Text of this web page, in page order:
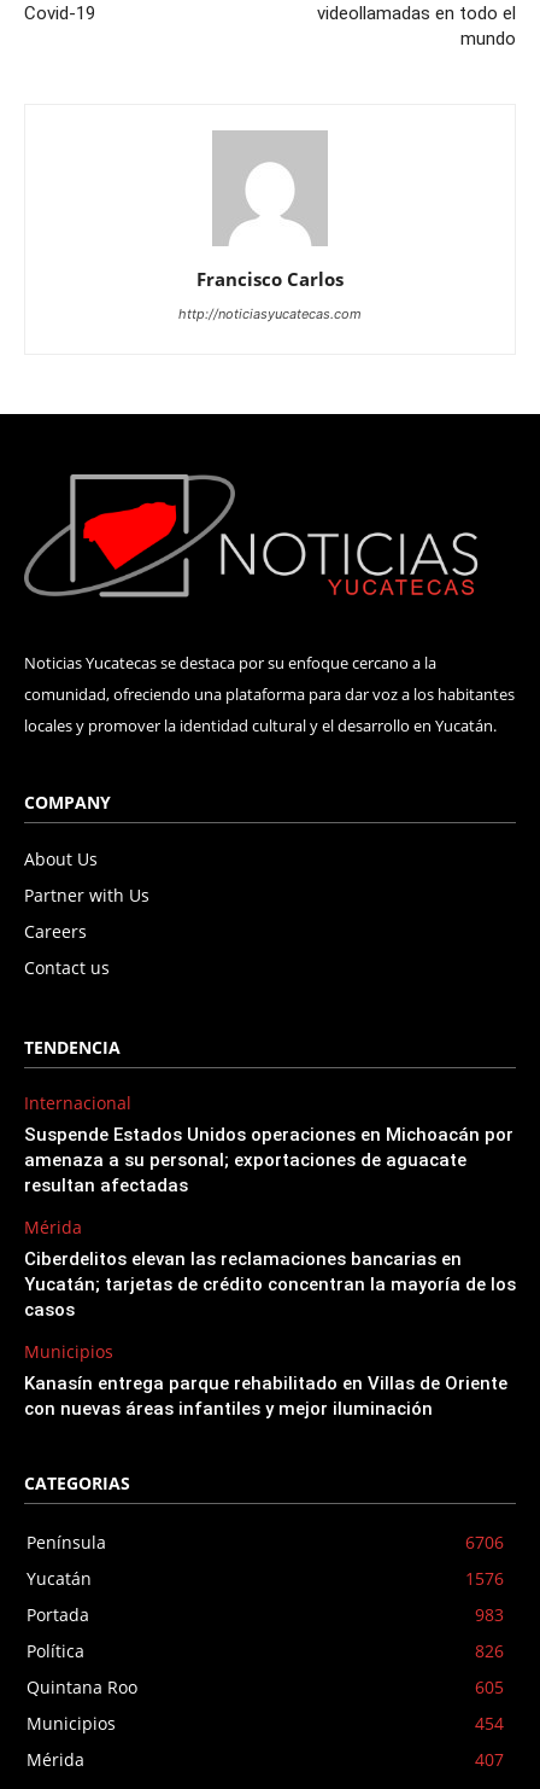
Covid-19
videollamadas en todo el
mundo
Francisco Carlos
http://noticiasyucatecas.com
Noticias Yucatecas se destaca por su enfoque cercano a la
comunidad, ofreciendo una plataforma para dar voz a los habitantes
locales y promover la identidad cultural y el desarrollo en Yucatán.
COMPANY
About Us
Partner with Us
Careers
Contact us
TENDENCIA
Internacional
Suspende Estados Unidos operaciones en Michoacán por
amenaza a su personal; exportaciones de aguacate
resultan afectadas
Mérida
Ciberdelitos elevan las reclamaciones bancarias en
Yucatán; tarjetas de crédito concentran la mayoría de los
casos
Municipios
Kanasín entrega parque rehabilitado en Villas de Oriente
con nuevas áreas infantiles y mejor iluminación
CATEGORIAS
Península
6706
Yucatán
1576
Portada
983
Política
826
Quintana Roo
605
Municipios
454
Mérida
407